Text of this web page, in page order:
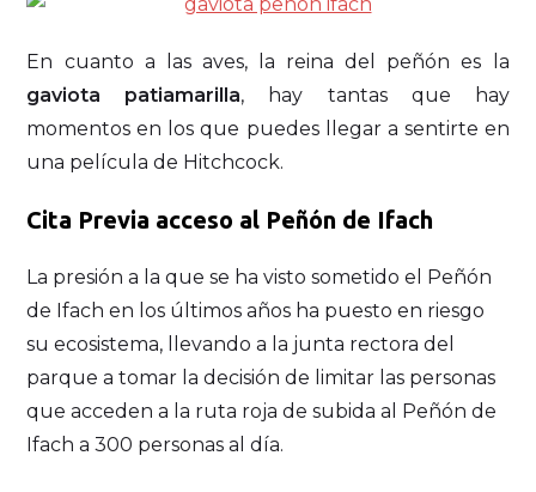
En cuanto a las aves, la reina del peñón es la
gaviota patiamarilla, hay tantas que hay
momentos en los que puedes llegar a sentirte en
una película de Hitchcock.
Cita Previa acceso al Peñón de Ifach
La presión a la que se ha visto sometido el Peñón
de Ifach en los últimos años ha puesto en riesgo
su ecosistema, llevando a la junta rectora del
parque a tomar la decisión de limitar las personas
que acceden a la ruta roja de subida al Peñón de
Ifach a 300 personas al día.